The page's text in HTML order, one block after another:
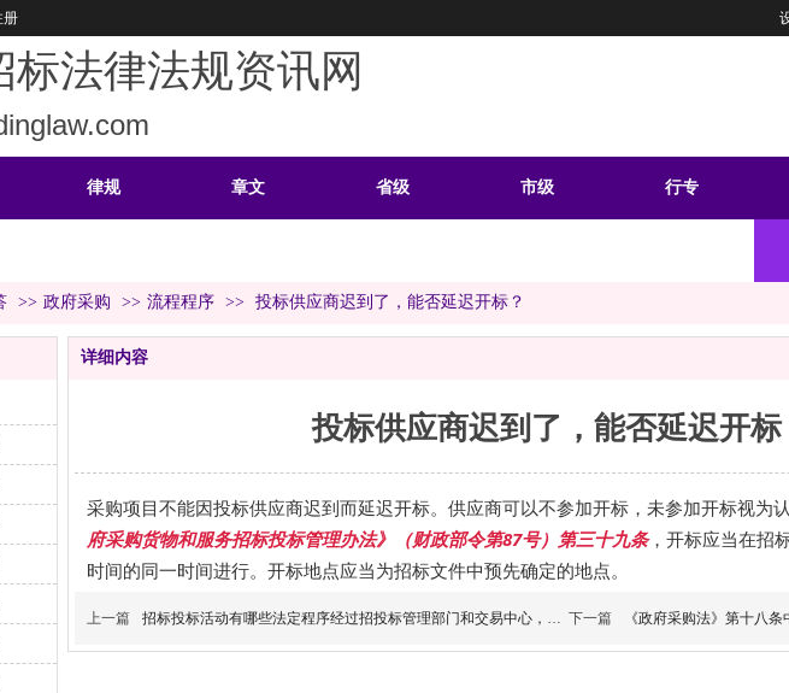
标法律法规资讯网
册
律规 章文 省级 市级 行专
>> 政府采购 >> 流程程序 >> 投标供应商迟到了，能否延迟开标？
详细内容
投标供应商迟到了，能否延迟开标
采购项目不能因投标供应商迟到而延迟开标。供应商可以不参加开标，未参加开标视为
府采购货物和服务招标投标管理办法》（财政部令第87号）第三十九条，开标应当在招
时间的同一时间进行。开标地点应当为招标文件中预先确定的地点。
上一篇 招标投标活动有哪些法定程序经过招投标管理部门和交易中心，这些 下一篇 《政府采购法》第十八